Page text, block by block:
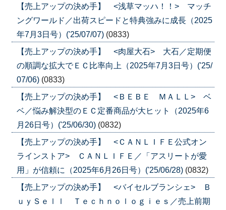
【売上アップの決め手】 <浅草マッハ！！> マッチ
ングワールド／出荷スピードと特典強みに成長（2025
年7月3日号）('25/07/07) (0833)
【売上アップの決め手】 <肉屋大石> 大石／定期便
の順調な拡大でＥＣ比率向上（2025年7月3日号）('25/
07/06) (0833)
【売上アップの決め手】 <ＢＥＢＥ ＭＡＬＬ> ベ
ベ／悩み解決型のＥＣ定番商品が大ヒット（2025年6
月26日号）('25/06/30) (0832)
【売上アップの決め手】 <ＣＡＮＬＩＦＥ公式オン
ラインストア> ＣＡＮＬＩＦＥ／「アスリートが愛
用」が信頼に（2025年6月26日号）('25/06/28) (0832)
【売上アップの決め手】 <バイセルブランシェ> Ｂ
ｕｙＳｅｌｌ Ｔｅｃｈｎｏｌｏｇｉｅｓ／売上前期